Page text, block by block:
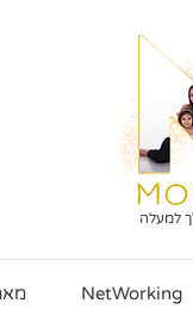
למעלה
NetWorking